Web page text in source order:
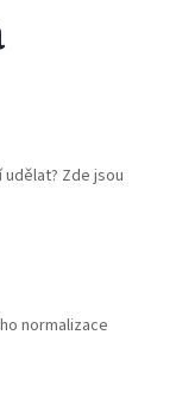
Zde jsou
normalizace